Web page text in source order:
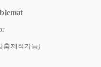
춤제작가능)